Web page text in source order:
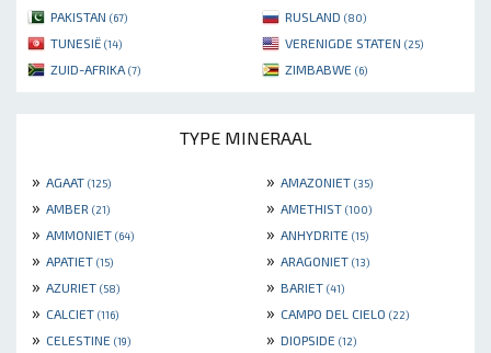
PAKISTAN (67) RUSLAND (80)
TUNESIË (14) VERENIGDE STATEN (25)
ZUID-AFRIKA (7) ZIMBABWE (6)
TYPE MINERAAL
» AGAAT (125) » AMAZONIET (35)
» AMBER (21) » AMETHIST (100)
» AMMONIET (64) » ANHYDRITE (15)
» APATIET (15) » ARAGONIET (13)
» AZURIET (58) » BARIET (41)
» CALCIET (116) » CAMPO DEL CIELO (22)
» CELESTINE (19) » DIOPSIDE (12)